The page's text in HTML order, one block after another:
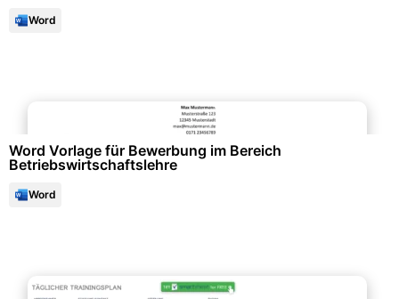
Word
Word Vorlage für Bewerbung im Bereich
Betriebswirtschaftslehre
Word